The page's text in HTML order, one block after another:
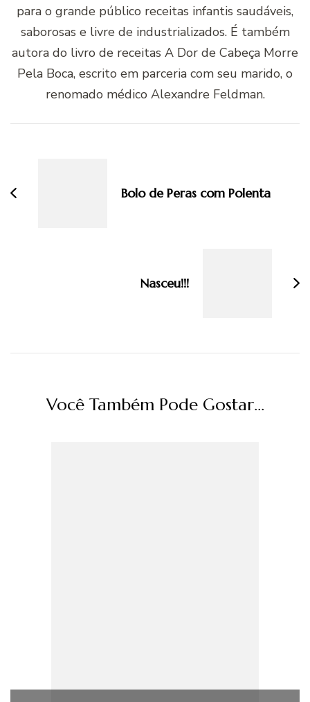
para o grande público receitas infantis saudáveis,
saborosas e livre de industrializados. É também
autora do livro de receitas A Dor de Cabeça Morre
Pela Boca, escrito em parceria com seu marido, o
renomado médico Alexandre Feldman.
Bolo de Peras com Polenta
Nasceu!!!
Você Também Pode Gostar...